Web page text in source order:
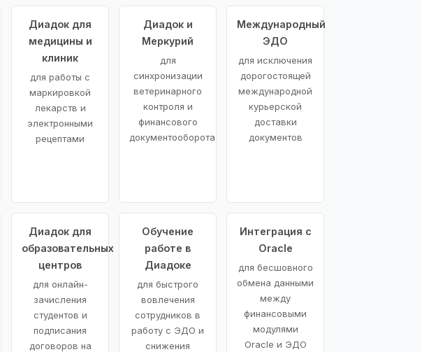
Диадок для
медицины и
клиник
для работы с
маркировкой
лекарств и
электронными
рецептами
Диадок и
Меркурий
для
синхронизации
ветеринарного
контроля и
финансового
документооборота
Международный
ЭДО
для исключения
дорогостоящей
международной
курьерской
доставки
документов
Диадок для
образовательных
центров
для онлайн-
зачисления
студентов и
подписания
договоров на
Обучение
работе в
Диадоке
для быстрого
вовлечения
сотрудников в
работу с ЭДО и
снижения
Интеграция с
Oracle
для бесшовного
обмена данными
между
финансовыми
модулями
Oracle и ЭДО